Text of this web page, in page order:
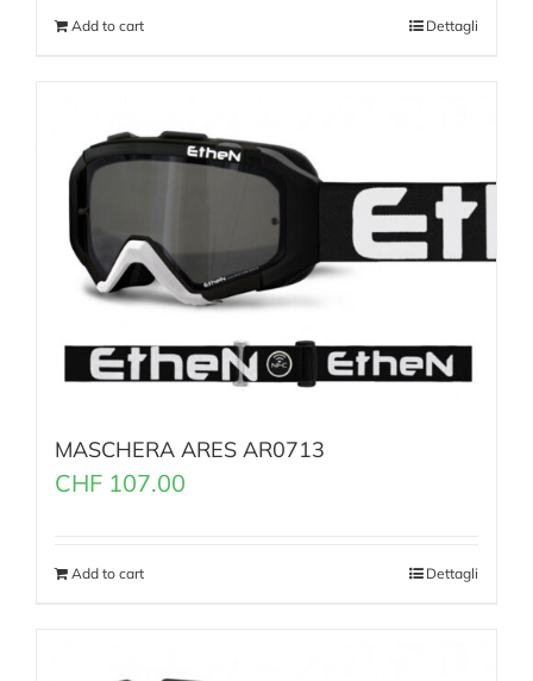
Add to cart Dettagli
MASCHERA ARES AR0713
CHF 107.00
Add to cart Dettagli